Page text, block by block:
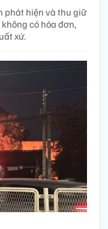
phát hiện và thu giữ
có hóa đơn,
xứ.